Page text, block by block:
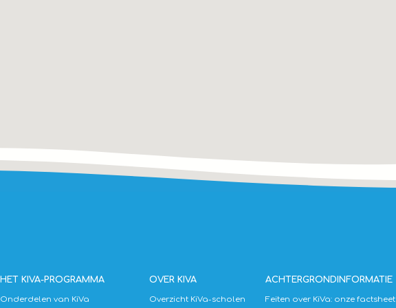
HET KIVA-PROGRAMMA
Onderdelen van KiVa
OVER KIVA
Overzicht KiVa-scholen
ACHTERGRONDINFORMATIE
Feiten over KiVa: onze factsheet